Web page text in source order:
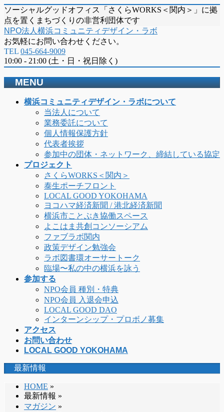
ソーシャルグッドオフィス「さくらWORKS＜関内＞」に拠
点を置くまちづくりの非営利団体です
NPO法人横浜コミュニティデザイン・ラボ
お気軽にお問い合わせください。
TEL 045-664-9009
10:00 - 21:00 (土・日・祝日除く)
MENU
横浜コミュニティデザイン・ラボについて
当法人について
業務委託について
個人情報保護方針
代表者挨拶
参加中の団体・ネットワーク、締結している協定
プロジェクト
さくらWORKS＜関内＞
泰生ポーチフロント
LOCAL GOOD YOKOHAMA
ヨコハマ経済新聞 / 港北経済新聞
横浜市ことぶき協働スペース
よこはま共創コンソーシアム
ファブラボ関内
政策デザイン勉強会
ラボ図書環オーサートーク
臨場〜私の中の横浜を詠う
参加する
NPO会員 種別・特典
NPO会員 入退会申込
LOCAL GOOD DAO
インターンシップ・プロボノ募集
アクセス
お問い合わせ
LOCAL GOOD YOKOHAMA
最新情報
HOME »
最新情報 »
マガジン »